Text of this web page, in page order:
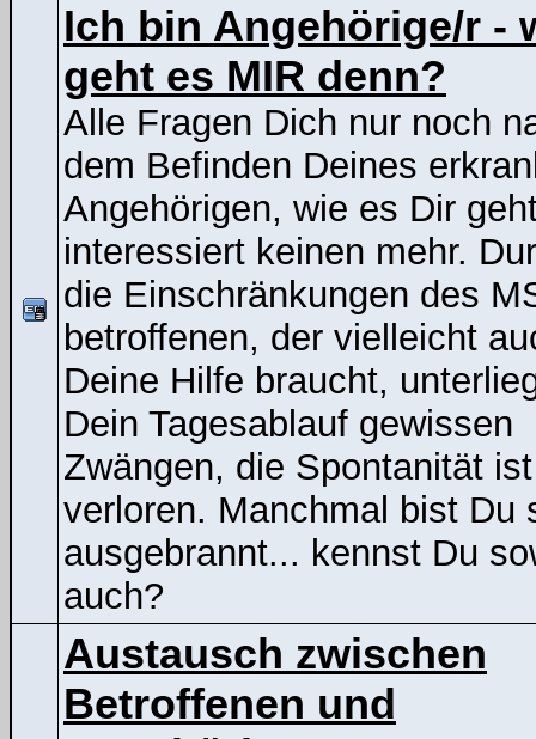
Ich bin Angehörige/r -
geht es MIR denn?
Alle Fragen Dich nur noch
dem Befinden Deines
Angehörigen, wie es Dir
interessiert keinen mehr.
die Einschränkungen des
betroffenen, der vielleicht
Deine Hilfe braucht,
Dein Tagesablauf gewissen
Zwängen, die Spontanität ist
verloren. Manchmal bist Du
ausgebrannt... kennst Du
auch?
Austausch zwischen
Betroffenen und